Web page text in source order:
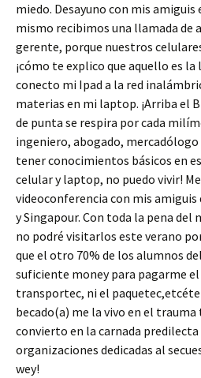
miedo. Desayuno con mis
mismo recibimos una llamada de
gerente, porque nuestros
¡cómo te explico que aquello es la
conecto mi Ipad a la red
materias en mi laptop. ¡Arriba el
de punta se respira por cada
ingeniero, abogado, mercadólogo
tener conocimientos básicos en
celular y laptop, no puedo vivir!
videoconferencia con mis amiguis
y Singapour. Con toda la pena del
no podré visitarlos este verano
que el otro 70% de los alumnos
suficiente money para pagarme
transportec, ni el
becado(a) me la vivo en el
convierto en la carnada predilecta
organizaciones dedicadas al
wey!